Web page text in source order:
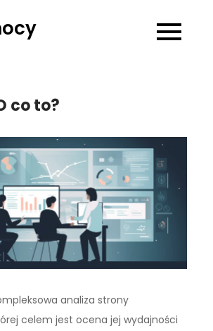
co to?
analiza strony
celem jest ocena jej wydajności